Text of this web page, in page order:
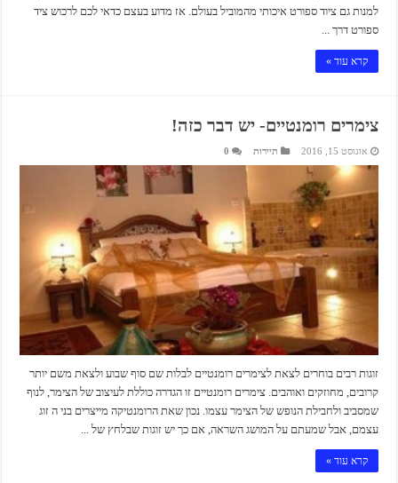
למנות גם ציוד ספורט איכותי מהמוביל בעולם. אז מדוע בעצם כדאי לכם לרכוש ציד
ספורט דרך ...
קרא עוד »
צימרים רומנטיים- יש דבר כזה!
אוגוסט 15, 2016 תיירות 0
זוגות רבים בוחרים לצאת לצימרים רומנטיים לבלות שם סוף שבוע ולצאת משם יותר
קרובים, מחוזקים ואוהבים. צימרים רומנטיים זו הגדרה כוללת לעיצוב של הצימר, לנוף
שמסביב ולחבילת הנופש של הצימר עצמו. נכון שאת הרומנטיקה מייצרים בני ה זוג
עצמם, אבל שמעתם על המושג השראה, אם כך יש זוגות שבלחץ של ...
קרא עוד »